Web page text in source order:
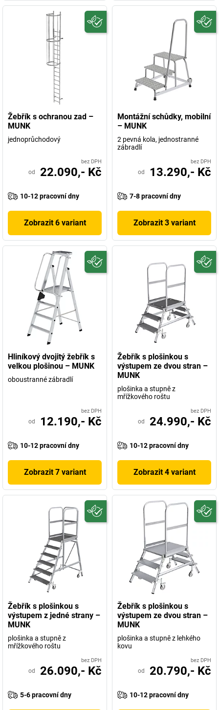
Žebřík s ochranou zad –
MUNK
jednoprůchodový
bez DPH
od 22.090,- Kč
10-12 pracovní dny
Zobrazit 6 variant
Montážní schůdky, mobilní
– MUNK
2 pevná kola, jednostranné
zábradlí
bez DPH
od 13.290,- Kč
7-8 pracovní dny
Zobrazit 3 variant
Hliníkový dvojitý žebřík s
velkou plošinou – MUNK
oboustranné zábradlí
bez DPH
od 12.190,- Kč
10-12 pracovní dny
Zobrazit 7 variant
Žebřík s plošinkou s
výstupem ze dvou stran –
MUNK
plošinka a stupně z
mřížkového roštu
bez DPH
od 24.990,- Kč
10-12 pracovní dny
Zobrazit 4 variant
Žebřík s plošinkou s
výstupem z jedné strany –
MUNK
plošinka a stupně z
mřížkového roštu
bez DPH
od 26.090,- Kč
5-6 pracovní dny
Žebřík s plošinkou s
výstupem ze dvou stran –
MUNK
plošinka a stupně z lehkého
kovu
bez DPH
od 20.790,- Kč
10-12 pracovní dny